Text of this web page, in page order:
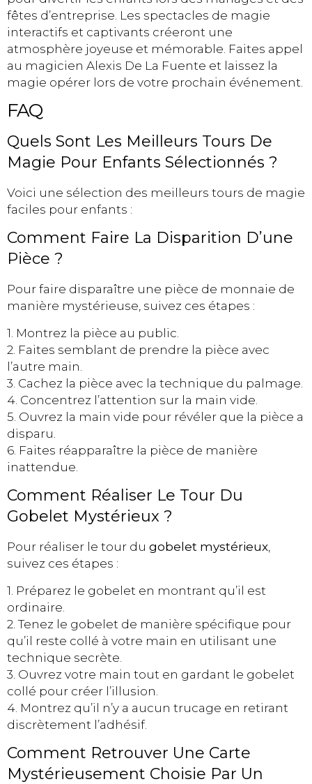
fêtes d’entreprise. Les spectacles de magie
interactifs et captivants créeront une
atmosphère joyeuse et mémorable. Faites appel
au magicien Alexis De La Fuente et laissez la
magie opérer lors de votre prochain événement.
FAQ
Quels Sont Les Meilleurs Tours De
Magie Pour Enfants Sélectionnés ?
Voici une sélection des meilleurs tours de magie
faciles pour enfants :
Comment Faire La Disparition D’une
Pièce ?
Pour faire disparaître une pièce de monnaie de
manière mystérieuse, suivez ces étapes :
1. Montrez la pièce au public.
2. Faites semblant de prendre la pièce avec
l’autre main.
3. Cachez la pièce avec la technique du palmage.
4. Concentrez l’attention sur la main vide.
5. Ouvrez la main vide pour révéler que la pièce a
disparu.
6. Faites réapparaître la pièce de manière
inattendue.
Comment Réaliser Le Tour Du
Gobelet Mystérieux ?
Pour réaliser le tour du gobelet mystérieux,
suivez ces étapes :
1. Préparez le gobelet en montrant qu’il est
ordinaire.
2. Tenez le gobelet de manière spécifique pour
qu’il reste collé à votre main en utilisant une
technique secrète.
3. Ouvrez votre main tout en gardant le gobelet
collé pour créer l’illusion.
4. Montrez qu’il n’y a aucun trucage en retirant
discrètement l’adhésif.
Comment Retrouver Une Carte
Mystérieusement Choisie Par Un